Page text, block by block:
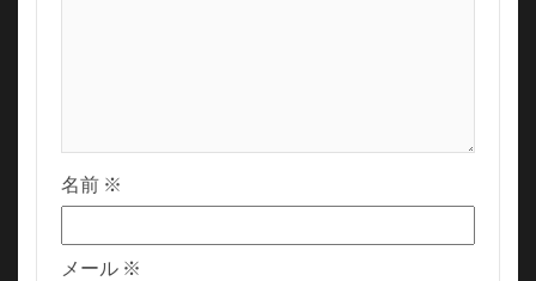
名前 ※
メール ※